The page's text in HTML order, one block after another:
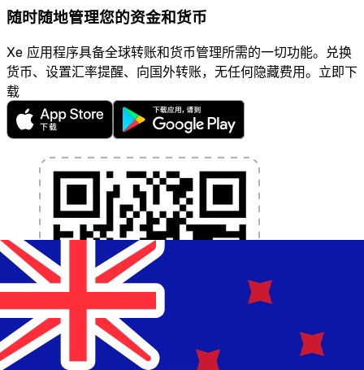
随时随地管理您的资金和货币
Xe 应用程序具备全球转账和货币管理所需的一切功能。兑换
货币、设置汇率提醒、向国外转账，无任何隐藏费用。立即下
载